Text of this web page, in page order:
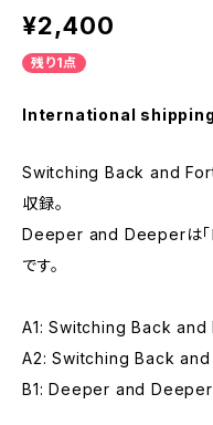
¥2,400
残り1点
International
Switching Back and
収録。
Deeper and Deeperは「ロ
です。
A1: Switching Back
A2: Switching Back
B1: Deeper and Deeper